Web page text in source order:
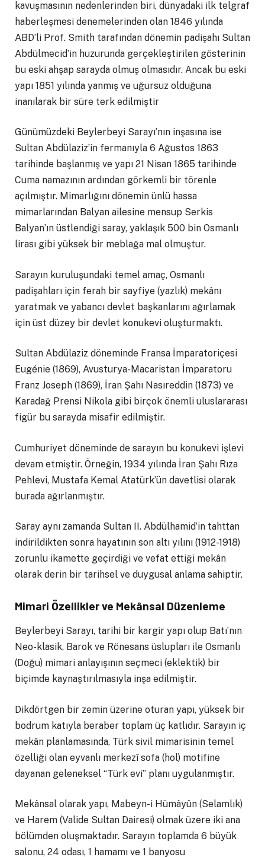
kavuşmasının nedenlerinden biri, dünyadaki ilk telgraf
haberleşmesi denemelerinden olan 1846 yılında
ABD’li Prof. Smith tarafından dönemin padişahı Sultan
Abdülmecid’in huzurunda gerçekleştirilen gösterinin
bu eski ahşap sarayda olmuş olmasıdır. Ancak bu eski
yapı 1851 yılında yanmış ve uğursuz olduğuna
inanılarak bir süre terk edilmiştir
Günümüzdeki Beylerbeyi Sarayı’nın inşasına ise
Sultan Abdülaziz’in fermanıyla 6 Ağustos 1863
tarihinde başlanmış ve yapı 21 Nisan 1865 tarihinde
Cuma namazının ardından görkemli bir törenle
açılmıştır. Mimarlığını dönemin ünlü hassa
mimarlarından Balyan ailesine mensup Serkis
Balyan’ın üstlendiği saray, yaklaşık 500 bin Osmanlı
lirası gibi yüksek bir meblağa mal olmuştur.
Sarayın kuruluşundaki temel amaç, Osmanlı
padişahları için ferah bir sayfiye (yazlık) mekânı
yaratmak ve yabancı devlet başkanlarını ağırlamak
için üst düzey bir devlet konukevi oluşturmaktı.
Sultan Abdülaziz döneminde Fransa İmparatoriçesi
Eugénie (1869), Avusturya-Macaristan İmparatoru
Franz Joseph (1869), İran Şahı Nasıreddin (1873) ve
Karadağ Prensi Nikola gibi birçok önemli uluslararası
figür bu sarayda misafir edilmiştir.
Cumhuriyet döneminde de sarayın bu konukevi işlevi
devam etmiştir. Örneğin, 1934 yılında İran Şahı Rıza
Pehlevi, Mustafa Kemal Atatürk’ün davetlisi olarak
burada ağırlanmıştır.
Saray aynı zamanda Sultan II. Abdülhamid’in tahttan
indirildikten sonra hayatının son altı yılını (1912-1918)
zorunlu ikamette geçirdiği ve vefat ettiği mekân
olarak derin bir tarihsel ve duygusal anlama sahiptir.
Mimari Özellikler ve Mekânsal Düzenleme
Beylerbeyi Sarayı, tarihi bir kargir yapı olup Batı’nın
Neo-klasik, Barok ve Rönesans üslupları ile Osmanlı
(Doğu) mimari anlayışının seçmeci (eklektik) bir
biçimde kaynaştırılmasıyla inşa edilmiştir.
Dikdörtgen bir zemin üzerine oturan yapı, yüksek bir
bodrum katıyla beraber toplam üç katlıdır. Sarayın iç
mekân planlamasında, Türk sivil mimarisinin temel
özelliği olan eyvanlı merkezî sofa (hol) motifine
dayanan geleneksel “Türk evi” planı uygulanmıştır.
Mekânsal olarak yapı, Mabeyn-i Hümâyûn (Selamlık)
ve Harem (Valide Sultan Dairesi) olmak üzere iki ana
bölümden oluşmaktadır. Sarayın toplamda 6 büyük
salonu, 24 odası, 1 hamamı ve 1 banyosu